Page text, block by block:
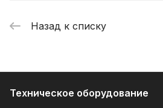
Назад к списку
Техническое оборудование